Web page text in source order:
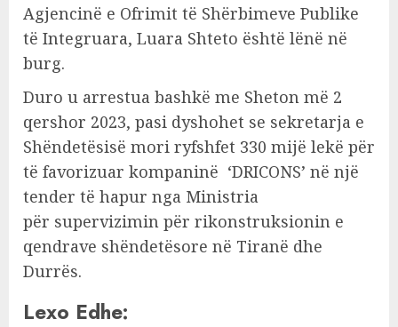
Agjencinë e Ofrimit të Shërbimeve Publike
të Integruara, Luara Shteto është lënë në
burg.
Duro u arrestua bashkë me Sheton më 2
qershor 2023, pasi dyshohet se sekretarja e
Shëndetësisë mori ryfshfet 330 mijë lekë për
të favorizuar kompaninë ‘DRICONS’ në një
tender të hapur nga Ministria
për supervizimin për rikonstruksionin e
qendrave shëndetësore në Tiranë dhe
Durrës.
Lexo Edhe: